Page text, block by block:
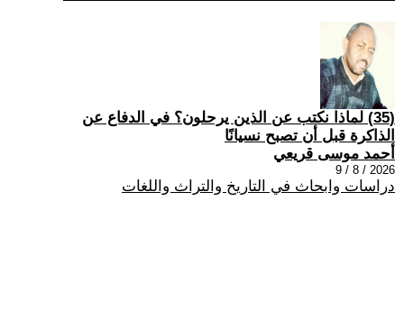
(35) لماذا نكتب عن الذين يرحلون؟ في الدفاع عن
الذاكرة قبل أن تصبح نسيانًا
أحمد موسى قريعي
2026 / 8 / 9
دراسات وابحاث في التاريخ والتراث واللغات